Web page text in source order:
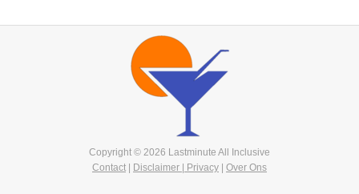
Copyright © 2026 Lastminute All Inclusive
Contact
Disclaimer | Privacy Over Ons